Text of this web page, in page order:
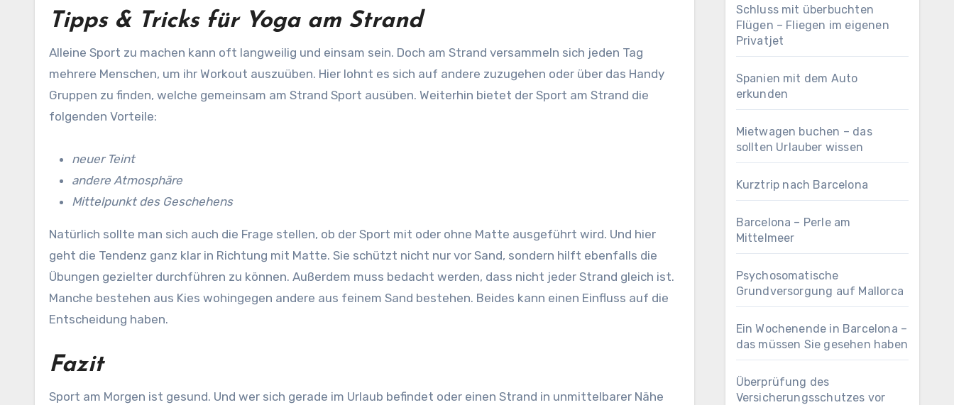
Tipps & Tricks für Yoga am Strand
Alleine Sport zu machen kann oft langweilig und einsam sein. Doch am Strand versammeln sich jeden Tag
mehrere Menschen, um ihr Workout auszuüben. Hier lohnt es sich auf andere zuzugehen oder über das Handy
Gruppen zu finden, welche gemeinsam am Strand Sport ausüben. Weiterhin bietet der Sport am Strand die
folgenden Vorteile:
neuer Teint
andere Atmosphäre
Mittelpunkt des Geschehens
Natürlich sollte man sich auch die Frage stellen, ob der Sport mit oder ohne Matte ausgeführt wird. Und hier
geht die Tendenz ganz klar in Richtung mit Matte. Sie schützt nicht nur vor Sand, sondern hilft ebenfalls die
Übungen gezielter durchführen zu können. Außerdem muss bedacht werden, dass nicht jeder Strand gleich ist.
Manche bestehen aus Kies wohingegen andere aus feinem Sand bestehen. Beides kann einen Einfluss auf die
Entscheidung haben.
Fazit
Sport am Morgen ist gesund. Und wer sich gerade im Urlaub befindet oder einen Strand in unmittelbarer Nähe
Schluss mit überbuchten
Flügen – Fliegen im eigenen
Privatjet
Spanien mit dem Auto
erkunden
Mietwagen buchen – das
sollten Urlauber wissen
Kurztrip nach Barcelona
Barcelona – Perle am
Mittelmeer
Psychosomatische
Grundversorgung auf Mallorca
Ein Wochenende in Barcelona –
das müssen Sie gesehen haben
Überprüfung des
Versicherungsschutzes vor